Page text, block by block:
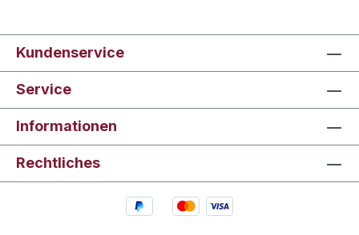
Kundenservice
Service
Informationen
Rechtliches